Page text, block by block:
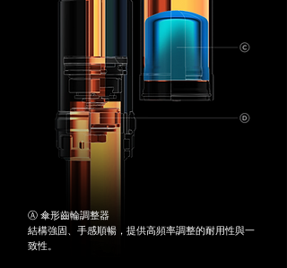
Ⓐ 傘形齒輪調整器
結構強固、手感順暢，提供高頻率調整的耐用性與一
致性。